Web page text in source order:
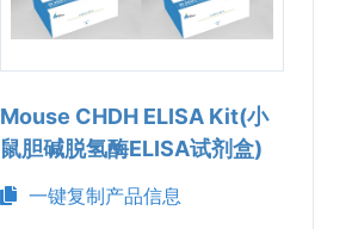
Mouse CHDH ELISA Kit(小
鼠胆碱脱氢酶ELISA试剂盒)
一键复制产品信息